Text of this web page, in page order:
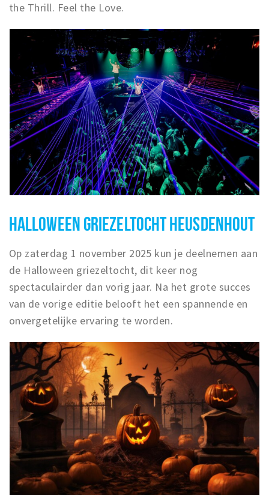
the Thrill. Feel the Love.
HALLOWEEN GRIEZELTOCHT HEUSDENHOUT
Op zaterdag 1 november 2025 kun je deelnemen aan
de Halloween griezeltocht, dit keer nog
spectaculairder dan vorig jaar. Na het grote succes
van de vorige editie belooft het een spannende en
onvergetelijke ervaring te worden.